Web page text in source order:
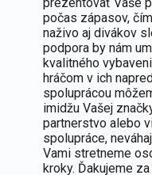
počas zápasov,
naživo aj divákov
podpora by nám
kvalitného
hráčom v ich
spoluprácou
imidžu Vašej
partnerstvo alebo
spolupráce,
Vami stretneme
kroky. Ďakujeme